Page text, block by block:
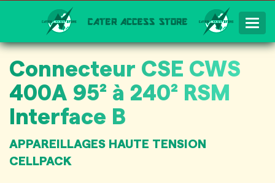
Connecteur CSE CWS
400A 95² à 240² RSM
Interface B
APPAREILLAGES HAUTE TENSION
CELLPACK